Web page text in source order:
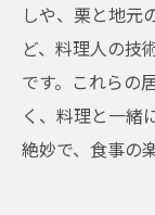
しや、栗と地元
ど、料理人の技
です。これらの
く、料理と一緒
絶妙で、食事の